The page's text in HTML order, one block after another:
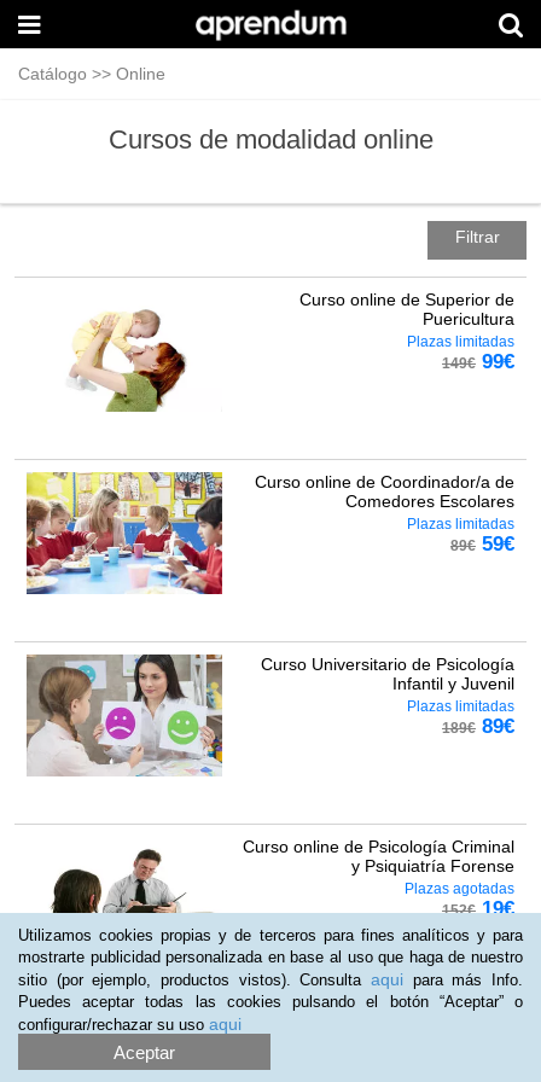
Catálogo >> Online
Cursos de modalidad online
Filtrar
Curso online de Superior de
Puericultura
Plazas limitadas
149€ 99€
Curso online de Coordinador/a de
Comedores Escolares
Plazas limitadas
89€ 59€
Curso Universitario de Psicología
Infantil y Juvenil
Plazas limitadas
189€ 89€
Curso online de Psicología Criminal
y Psiquiatría Forense
Plazas agotadas
152€19€
(21)
Pack de 4 cursos online de Gestión
Utilizamos cookies propias y de terceros para fines analíticos y para
mostrarte publicidad personalizada en base al uso que haga de nuestro
sitio (por ejemplo, productos vistos). Consulta aqui para más Info.
Puedes aceptar todas las cookies pulsando el botón “Aceptar” o
configurar/rechazar su uso aqui
Aceptar